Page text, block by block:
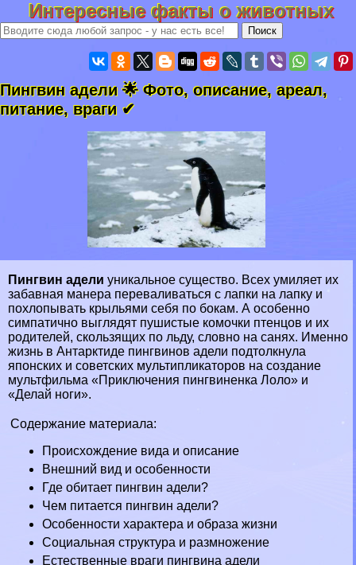
Интересные факты о животных
Пингвин адели 🌟 Фото, описание, ареал,
питание, враги ✔
Пингвин адели уникальное существо. Всех умиляет их
забавная манера переваливаться с лапки на лапку и
похлопывать крыльями себя по бокам. А особенно
симпатично выглядят пушистые комочки птенцов и их
родителей, скользящих по льду, словно на санях. Именно
жизнь в Антарктиде пингвинов адели подтолкнула
японских и советских мультипликаторов на создание
мультфильма «Приключения пингвиненка Лоло» и
«Делай ноги».
Содержание материала:
Происхождение вида и описание
Внешний вид и особенности
Где обитает пингвин адели?
Чем питается пингвин адели?
Особенности хаpaктера и образа жизни
Социальная структура и размножение
Естественные враги пингвина адели